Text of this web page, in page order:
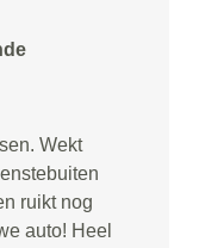
Wekt
ruikt nog
auto! Heel